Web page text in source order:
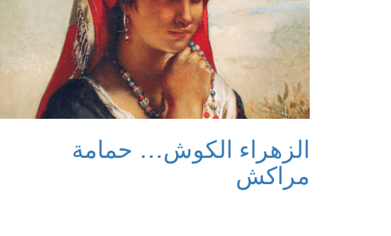
الزهراء الكوش… حمامة
مراكش